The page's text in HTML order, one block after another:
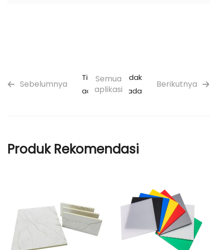
Sebelumnya
Tidak
ada
Semua
aplikasi
Berikutnya
Tidak
ada
Produk Rekomendasi